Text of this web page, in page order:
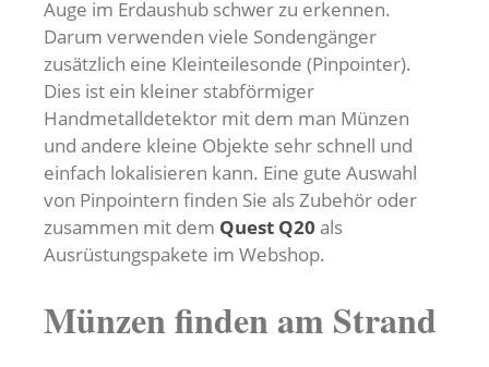
Auge im Erdaushub schwer zu erkennen.
Darum verwenden viele Sondengänger
zusätzlich eine Kleinteilesonde (Pinpointer).
Dies ist ein kleiner stabförmiger
Handmetalldetektor mit dem man Münzen
und andere kleine Objekte sehr schnell und
einfach lokalisieren kann. Eine gute Auswahl
von Pinpointern finden Sie als Zubehör oder
zusammen mit dem Quest Q20 als
Ausrüstungspakete im Webshop.
Münzen finden am Strand